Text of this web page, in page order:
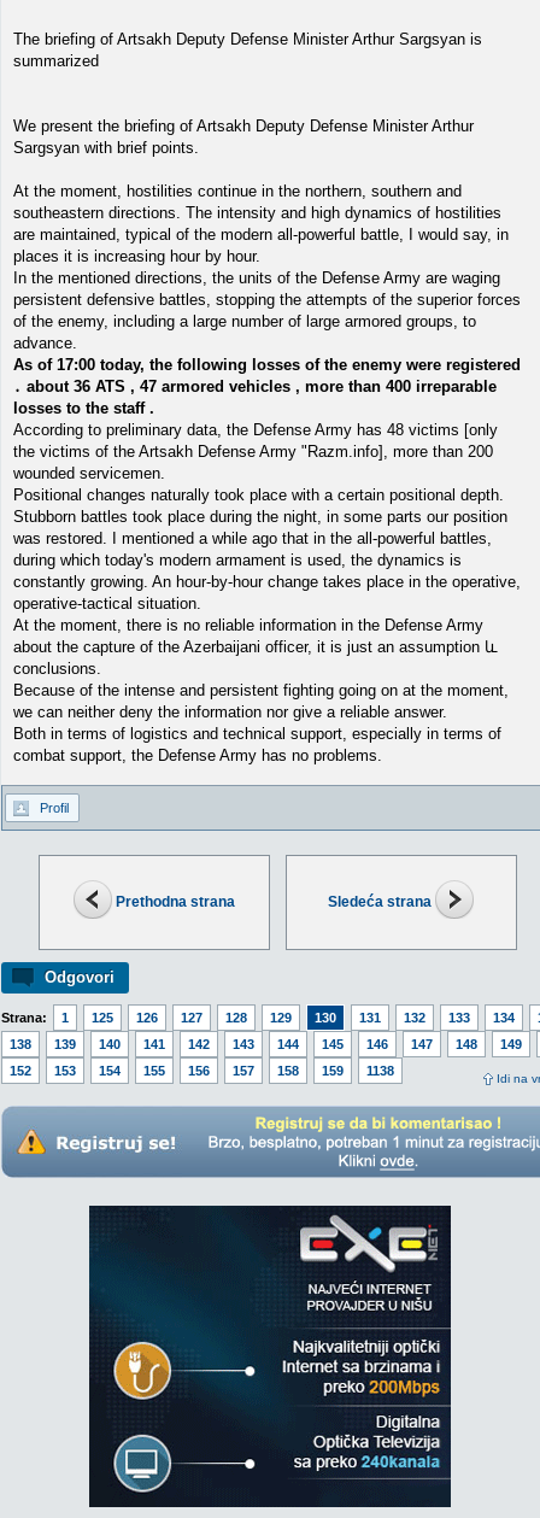
Prethodna strana Sledeća strana
Odgovori
Strana: 1 125 126 127 128 129 130 131 132 133 134
138
139 140 141 142 143 144 145 146 147 148
149
152
153 154 155 156 157 158 159 1138
Idi na
The briefing of Artsakh Deputy Defense Minister Arthur Sargsyan is
summarized
We present the briefing of Artsakh Deputy Defense Minister Arthur
Sargsyan with brief points.
At the moment, hostilities continue in the northern, southern and
southeastern directions. The intensity and high dynamics of hostilities
are maintained, typical of the modern all-powerful battle, I would say, in
places it is increasing hour by hour.
In the mentioned directions, the units of the Defense Army are waging
persistent defensive battles, stopping the attempts of the superior forces
of the enemy, including a large number of large armored groups, to
advance.
As of 17:00 today, the following losses of the enemy were registered
․ about 36 ATS , 47 armored vehicles , more than 400 irreparable
losses to the staff .
According to preliminary data, the Defense Army has 48 victims [only
the victims of the Artsakh Defense Army "Razm.info], more than 200
wounded servicemen.
Positional changes naturally took place with a certain positional depth.
Stubborn battles took place during the night, in some parts our position
was restored. I mentioned a while ago that in the all-powerful battles,
during which today's modern armament is used, the dynamics is
constantly growing. An hour-by-hour change takes place in the operative,
operative-tactical situation.
At the moment, there is no reliable information in the Defense Army
about the capture of the Azerbaijani officer, it is just an assumption և
conclusions.
Because of the intense and persistent fighting going on at the moment,
we can neither deny the information nor give a reliable answer.
Both in terms of logistics and technical support, especially in terms of
combat support, the Defense Army has no problems.
Profil